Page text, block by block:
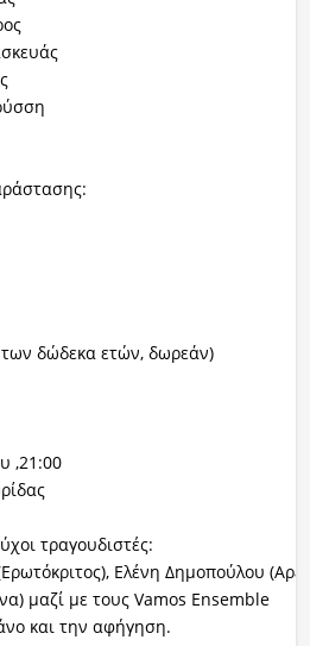
δώδεκα ετών, δωρεάν)
,21:00
τραγουδιστές:
Ελένη Δημοπούλου
μαζί με τους Vamos Ensemble
και την αφήγηση.